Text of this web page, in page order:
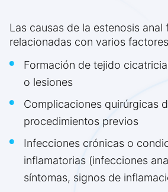
Las causas de la estenosis anal
relacionadas con varios
Formación de tejido
o lesiones
Complicaciones quirúrgicas
procedimientos previos
Infecciones crónicas o
inflamatorias (infecciones
síntomas, signos de